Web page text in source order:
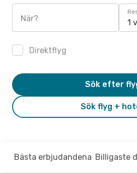
När? 1
Direktflyg
Sök flyg +
Sök efter
Bästa erbjudandena Billigaste